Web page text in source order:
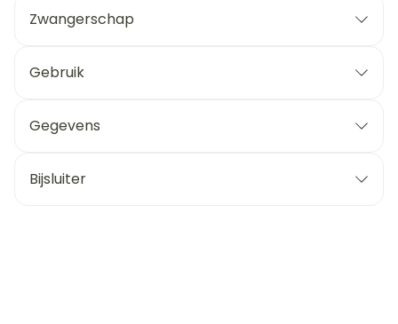
Zwangerschap
Gebruik
Gegevens
Bijsluiter